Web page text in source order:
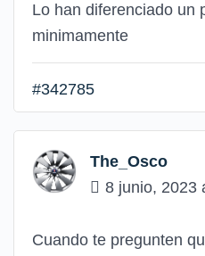
Lo han diferenciado un
minimamente
#342785
The_Osco
8 junio, 2023
Cuando te pregunten